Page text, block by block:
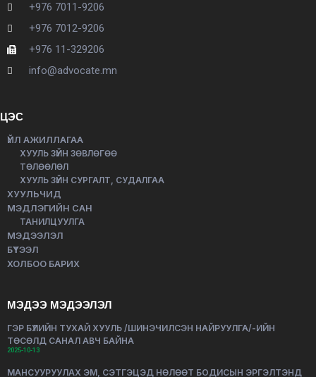
+976 7011-9206
+976 7012-9206
+976 11-329206
info@advocate.mn
ЦЭС
ҮЙЛ АЖИЛЛАГАА
ХУУЛЬ ЗҮЙН ЗӨВЛӨГӨӨ
ТӨЛӨӨЛӨЛ
ХУУЛЬ ЗҮЙН СУРГАЛТ, СУДАЛГАА
ХУУЛЬЧИД
МЭДЛЭГИЙН САН
ТАНИЛЦУУЛГА
МЭДЭЭЛЭЛ
БҮТЭЭЛ
ХОЛБОО БАРИХ
МЭДЭЭ МЭДЭЭЛЭЛ
ГЭР БҮЛИЙН ТУХАЙ ХУУЛЬ /ШИНЭЧИЛСЭН НАЙРУУЛГА/-ИЙН
ТӨСӨЛД САНАЛ АВЧ БАЙНА
2025-10-13
МАНСУУРУУЛАХ ЭМ, СЭТГЭЦЭД НӨЛӨӨТ БОДИСЫН ЭРГЭЛТЭНД